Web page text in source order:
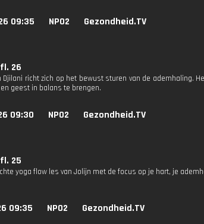
09:35 NPO2 Gezondheid.TV
26
Djilani richt zich op het bewust sturen van de ademhaling.
geest in balans te brengen.
09:30 NPO2 Gezondheid.TV
25
yoga flow les van Jolijn met de focus op je hart, je
09:35 NPO2 Gezondheid.TV